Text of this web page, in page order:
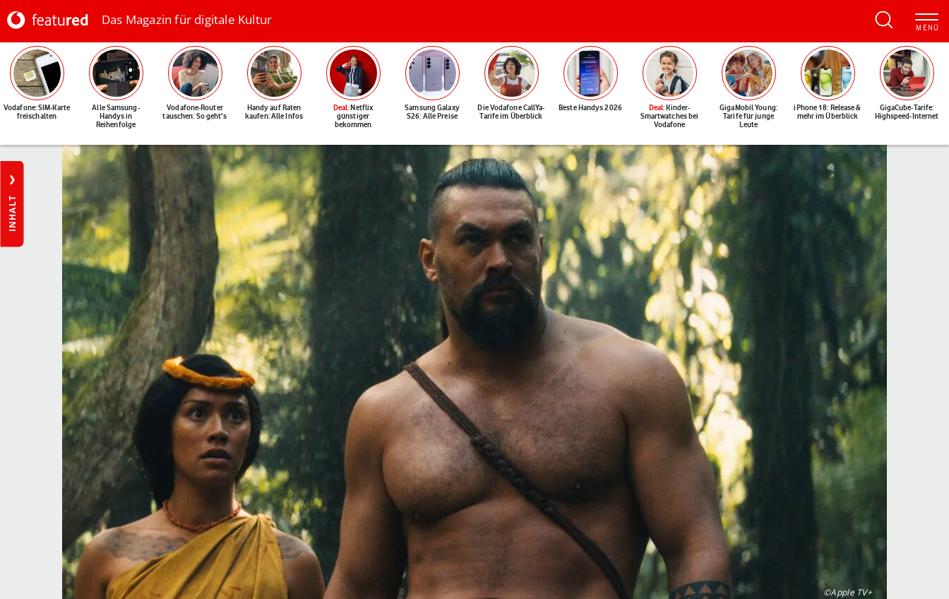
Das Magazin für digitale Kultur
Vodafone: SIM-Karte
freischalten
Alle Samsung-
Handys in
Reihenfolge
Vodafone-Router
tauschen: So geht's
Handy auf Raten
kaufen: Alle Infos
Deal: Netflix
günstiger
bekommen
Samsung Galaxy
S26: Alle Preise
Die Vodafone CallYa-
Tarife im Überblick
Beste Handys 2026 Deal: Kinder-
Smartwatches bei
Vodafone
GigaMobil Young:
Tarife für junge
Leute
iPhone 18: Release &
mehr im Überblick
GigaCube-Tarife:
Highspeed-Internet
INHALT
©Apple TV+